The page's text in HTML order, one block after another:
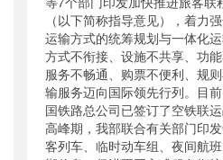
（以下简称指导意见），着力
运输方式的统筹规划与一体化
方式不衔接、设施不共享、功能
服务不畅通、购票不便利、规
输服务迈向国际领先行列。目
国铁路总公司已签订了空铁联
高峰期，我部联合有关部门印
客列车、临时动车组、夜间航